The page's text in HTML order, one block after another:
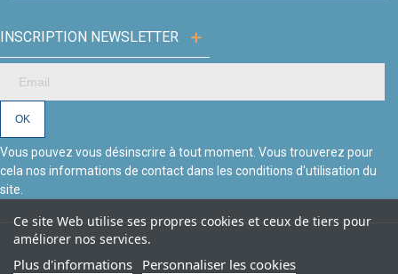
Ce site Web utilise ses propres cookies et ceux de tiers pour
améliorer nos services.
Plus d'informations Personnaliser les cookies
INSCRIPTION NEWSLETTER
Vous pouvez vous désinscrire à tout moment. Vous trouverez pour
cela nos informations de contact dans les conditions d'utilisation du
site.